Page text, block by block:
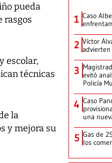
pueda
rasgos
escolar,
técnicas
la
y mejora su
1 Caso
2 Víctor
3 evitó
Policía
4 Caso
una
5 Gas de
los